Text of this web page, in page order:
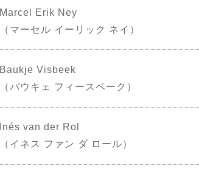
Marcel Erik Ney
（マーセル イーリック ネイ）
Baukje Visbeek
（バウキェ フィースベーク）
Inés van der Rol
（イネス ファン ダ ロール）